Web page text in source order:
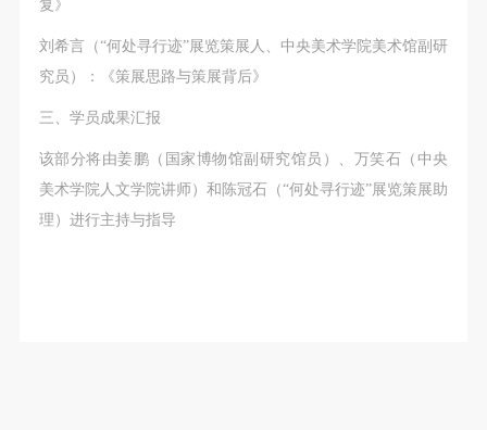
复》
刘希言（“何处寻行迹”展览策展人、中央美术学院美术馆副研
究员）：《策展思路与策展背后》
三、学员成果汇报
该部分将由姜鹏（国家博物馆副研究馆员）、万笑石（中央
美术学院人文学院讲师）和陈冠石（“何处寻行迹”展览策展助
理）进行主持与指导